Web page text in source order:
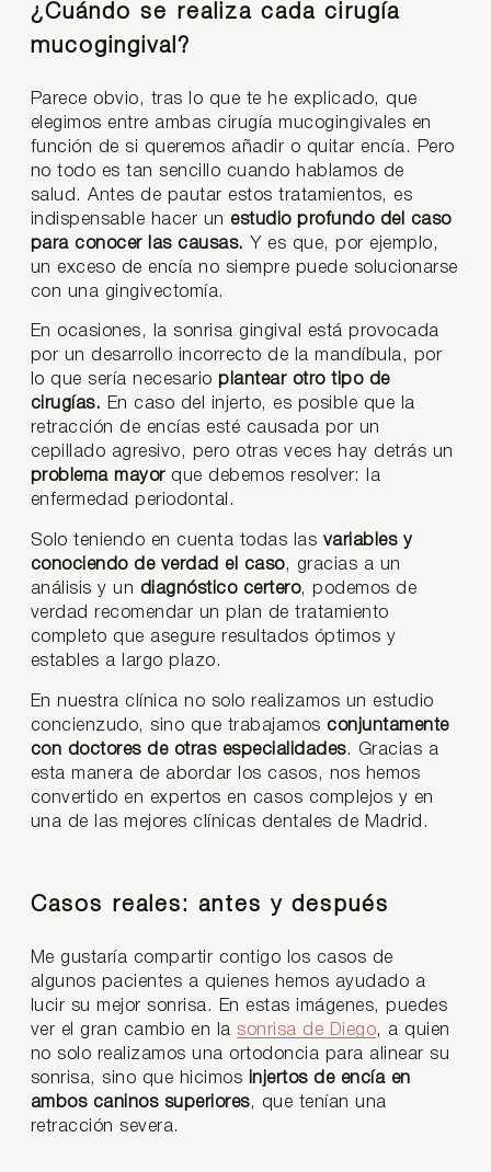
¿Cuándo se realiza cada cirugía
mucogingival?
Parece obvio, tras lo que te he explicado, que
elegimos entre ambas cirugía mucogingivales en
función de si queremos añadir o quitar encía. Pero
no todo es tan sencillo cuando hablamos de
salud. Antes de pautar estos tratamientos, es
indispensable hacer un estudio profundo del caso
para conocer las causas. Y es que, por ejemplo,
un exceso de encía no siempre puede solucionarse
con una gingivectomía.
En ocasiones, la sonrisa gingival está provocada
por un desarrollo incorrecto de la mandíbula, por
lo que sería necesario plantear otro tipo de
cirugías. En caso del injerto, es posible que la
retracción de encías esté causada por un
cepillado agresivo, pero otras veces hay detrás un
problema mayorque debemos resolver: la
enfermedad periodontal.
Solo teniendo en cuenta todas las variables y
conociendo de verdad el caso, gracias a un
análisis y un diagnóstico certero, podemos de
verdad recomendar un plan de tratamiento
completo que asegure resultados óptimos y
estables a largo plazo.
En nuestra clínica no solo realizamos un estudio
concienzudo, sino que trabajamos conjuntamente
con doctores de otras especialidades. Gracias a
esta manera de abordar los casos, nos hemos
convertido en expertos en casos complejos y en
una de las mejores clínicas dentales de Madrid.
Casos reales: antes y después
Me gustaría compartir contigo los casos de
algunos pacientes a quienes hemos ayudado a
lucir su mejor sonrisa. En estas imágenes, puedes
ver el gran cambio en la sonrisa de Diego, a quien
no solo realizamos una ortodoncia para alinear su
sonrisa, sino que hicimos injertos de encía en
ambos caninos superiores, que tenían una
retracción severa.